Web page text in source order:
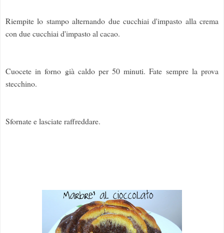
Riempite lo stampo alternando due cucchiai d'impasto alla crema
con due cucchiai d'impasto al cacao.
Cuocete in forno già caldo per 50 minuti. Fate sempre la prova
stecchino.
Sfornate e lasciate raffreddare.